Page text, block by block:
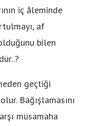
iç âleminde
af
bilen
geçtiği
Bağışlamasını
müsamaha